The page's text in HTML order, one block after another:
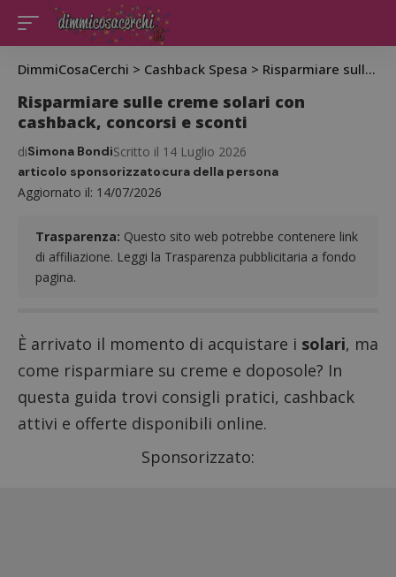
DimmiCosaCerchi > Cashback Spesa > Risparmiare sulle creme solari con cashback, concorsi e sconti
Risparmiare sulle creme solari con
cashback, concorsi e sconti
Aggiornato il: 14/07/2026
diSimona BondiScritto il 14 Luglio 2026
articolo sponsorizzatocura della persona
Trasparenza: Questo sito web potrebbe contenere link
di affiliazione. Leggi la Trasparenza pubblicitaria a fondo
pagina.
È arrivato il momento di acquistare i solari, ma
come risparmiare su creme e doposole? In
questa guida trovi consigli pratici, cashback
attivi e offerte disponibili online.
Sponsorizzato: